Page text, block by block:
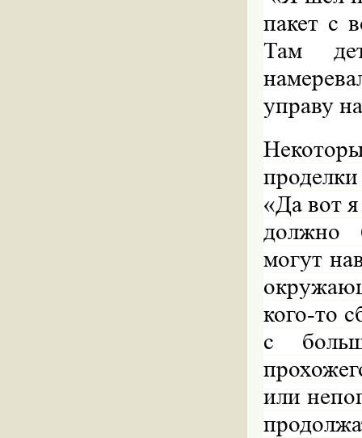
пакет с
Там
управу
«Да вот
должно
могут
кого-то
с
или